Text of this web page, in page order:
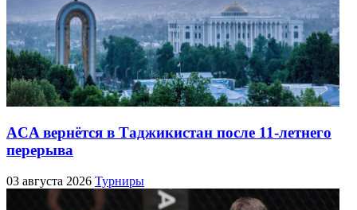
ACA вернётся в Таджикистан после 11-летнего
перерыва
03 августа 2026 Турниры